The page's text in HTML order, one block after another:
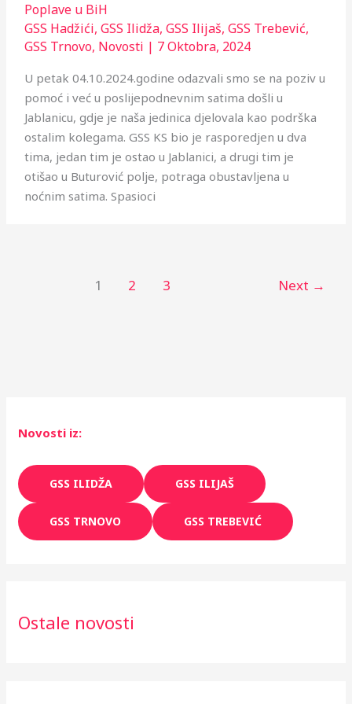
Poplave u BiH
GSS Hadžići, GSS Ilidža, GSS Ilijaš, GSS Trebević,
GSS Trnovo, Novosti | 7 Oktobra, 2024
U petak 04.10.2024.godine odazvali smo se na poziv u
pomoć i već u poslijepodnevnim satima došli u
Jablanicu, gdje je naša jedinica djelovala kao podrška
ostalim kolegama. GSS KS bio je rasporedjen u dva
tima, jedan tim je ostao u Jablanici, a drugi tim je
otišao u Buturović polje, potraga obustavljena u
noćnim satima. Spasioci
1 2 3 Next →
Novosti iz:
GSS ILIDŽA GSS ILIJAŠ
GSS TRNOVO GSS TREBEVIĆ
Ostale novosti